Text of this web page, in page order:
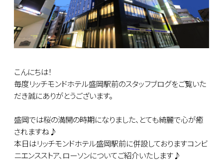
こんにちは！
毎度リッチモンドホテル盛岡駅前のスタッフブログをご覧いた
だき誠にありがとうございます。
盛岡では桜の満開の時期になりました、とても綺麗で心が癒
されますね♪
本日はリッチモンドホテル盛岡駅前に併設しておりますコンビ
ニエンスストア、ローソンについてご紹介いたします♪